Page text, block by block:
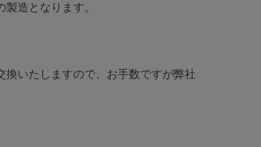
造となります。
いたしますので、お手数ですが弊社